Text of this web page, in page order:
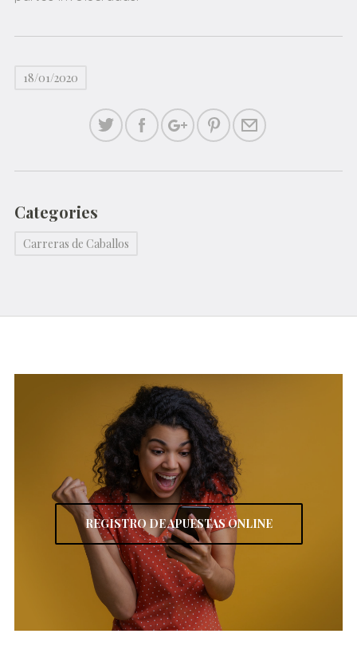
18/01/2020
Categories
Carreras de Caballos
REGISTRO DE APUESTAS ONLINE